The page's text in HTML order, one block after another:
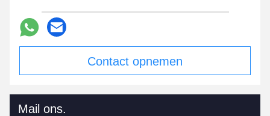
Contact opnemen
Mail ons.